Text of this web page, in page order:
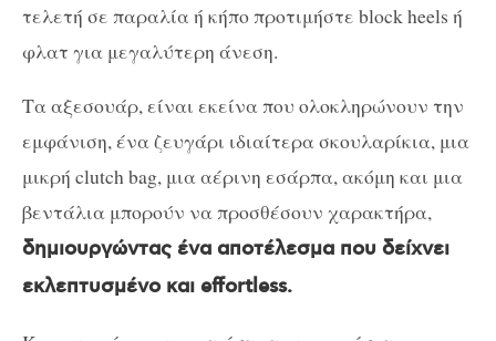
τελετή σε παραλία ή κήπο προτιμήστε block heels ή
φλατ για μεγαλύτερη άνεση.
Τα αξεσουάρ, είναι εκείνα που ολοκληρώνουν την
εμφάνιση, ένα ζευγάρι ιδιαίτερα σκουλαρίκια, μια
μικρή clutch bag, μια αέρινη εσάρπα, ακόμη και μια
βεντάλια μπορούν να προσθέσουν χαρακτήρα,
δημιουργώντας ένα αποτέλεσμα που δείχνει
εκλεπτυσμένο και effortless.